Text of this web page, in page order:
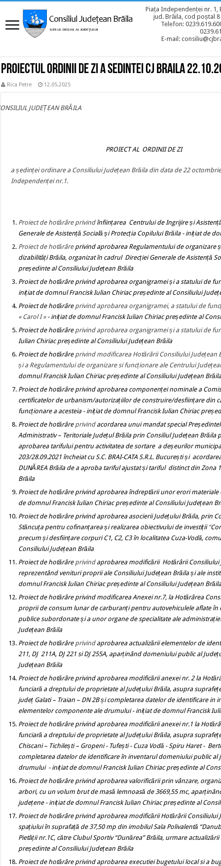
Piața Independenței nr. 1,
jud. Brăila, cod poștal
Telefon:
E-mail:
Proiectul ordinii de zi a sedintei CJ BRAILA
Rica Petre 12.05.2025
JUDEȚEAN BRĂILA
PROIECT AL ORDINII DE ZI
a ședinței ordinare a Consiliului Județean Brăila din data de 22
Independenței nr.1.
Proiect de hotărâre privind înființarea Centrului de Ingrijire și
Generale de Asistență Socială și Protecția Copilului Brăila - inițiat de
Proiect de hotărâreprivind aprobarea Regulamentului de organizare
dizabilități Brăila, organizat în cadrul Direcției Generale de Asistență
președinte al Consiliului Județean Brăila
Proiect de hotărâre privind aprobarea organigramei și a statului de
inițiat de domnul Francisk Iulian Chiriac președinte al Consiliului
Proiect de hotărâre privind aprobarea organigramei, a statului de
« Carol I » - inițiat de domnul Francisk Iulian Chiriac președinte al
Proiect de hotărâre privind aprobarea organigramei și a statului de
Iulian Chiriac președinte al Consiliului Județean Brăila
Proiect de hotărâre privind modificarea Hotărârii Consiliului Județean
și a Regulamentului de organizare si funcționare ale Centrului
domnul Francisk Iulian Chiriac președinte al Consiliului Județean
Proiect de hotărâre privind aprobarea componenței nominale a
certificatelor de urbanism/autorizațiilor de construire/desființare din
funcționare a acesteia - inițiat de domnul Francisk Iulian Chiriac
Proiect de hotărâre privind acordarea unui mandat special
Administrativ – Teritoriale Județul Brăila prin Consiliul Județean
aprobarea tarifului pentru activitatea de sortare a deșeurilor
203/28.09.2021 încheiat cu S.C. BRAI-CATA S.R.L. București și
DUNĂREA Brăila de a aproba tariful ajustat și tariful distinct din Zona
Brăila
Proiect de hotărâre privind aprobarea îndreptării unor erori materiale
de domnul Francisk Iulian Chiriac președinte al Consiliului Județean
Proiect de hotărâre privind aprobarea asocierii Județului Brăila, prin
Stăncuțapentru cofinanțarea și realizarea obiectivului de investiții “
precum și desființare corpuri C1, C2, C3 în localitatea Cuza-Vodă,
Consiliului Județean Brăila
Proiect de hotărâre privind aprobarea modificării Hotărârii Consiliului
reprezentând venituri proprii ale Consiliului Județean Brăila și ale
domnul Francisk Iulian Chiriac președinte al Consiliului Județean
Proiect de hotărâreprivind modificarea Anexei nr.7, la Hotărârea
proprii de consum lunar de carburanți pentru autovehiculele aflate
publice subordonate și a unor organe de specialitate ale
Județean Brăila
Proiect de hotărâre privind aprobarea actualizării elementelor de
211, DJ 211A, DJ 221 si DJ 255A, aparținând domeniului public al
Județean Brăila
Proiect de hotărâre privind aprobarea modificării anexei nr. 2 la
funciară a dreptului de proprietate al Județului Brăila, asupra
județ Galati – Traian – DN 2B și completarea datelor de identificare
elementelor componente ale drumului - inițiat de domnul Francisk
Proiect de hotărâre privind aprobarea modificării anexei nr.1 la
funciară a dreptului de proprietate al Județului Brăila, asupra
Chiscani – Tichilești – Gropeni - Tufești - Cuza Vodă - Spiru Haret -
completarea datelor de identificare în inventarul domeniului public al
drumului - inițiat de domnul Francisk Iulian Chiriac președinte al
Proiect de hotărâre privindaprobarea valorificării prin vânzare,
arbori, cu un volum brut de masă lemnoasă de 3669,55 mc,
județene - inițiat de domnul Francisk Iulian Chiriac președinte al
Proiect de hotărâre privind aprobarea modificării Hotărârii Consiliului
spațiului în suprafață de 37,50 mp din imobilul Sala Polivalentă
Pietății nr.1C, către Clubul Sportiv “Dunărea” Brăila, urmare
președinte al Consiliului Județean Brăila
Proiect de hotărâre privind aprobarea executiei bugetului local si a